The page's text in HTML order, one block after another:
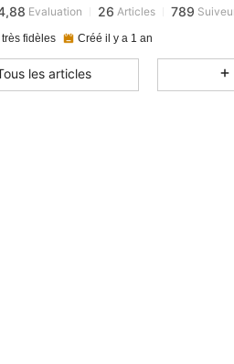
s***7est en train de naviguer
fidèles Créé il y a 1 an
les articles